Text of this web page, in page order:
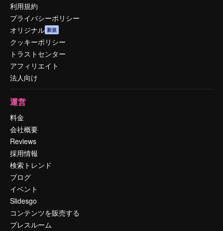
利用規約
プライバシーポリシー
オリジナル 新規
クッキーポリシー
トラストセンター
アフィリエイト
法人向け
運営
料金
会社概要
Reviews
採用情報
検索トレンド
ブログ
イベント
Slidesgo
コンテンツを販売する
プレスルーム